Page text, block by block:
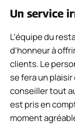
Un service
L’équipe du
d’honneur à
clients. Le
se fera un
conseiller tout
est pris en
moment